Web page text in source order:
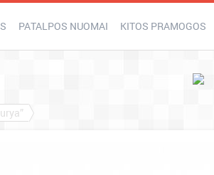
PATALPOS NUOMAI KITOS PRAMOGOS